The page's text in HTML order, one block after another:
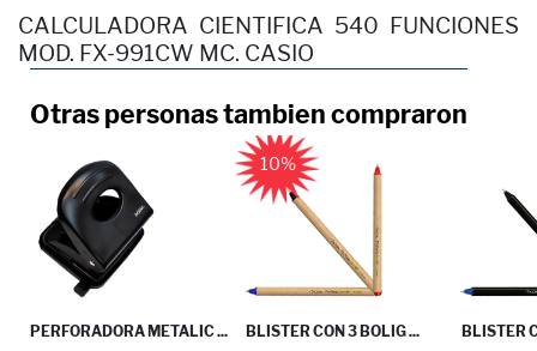
CALCULADORA CIENTIFICA 540 FUNCIONES
MOD. FX-991CW MC. CASIO
Otras personas tambien compraron
PERFORADORA METALIC ...
10%
BLISTER CON 3 BOLIG ... BLISTER